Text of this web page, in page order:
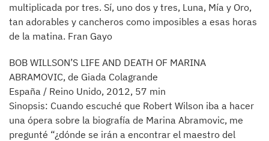
multiplicada por tres. Sí, uno dos y tres, Luna, Mía y Oro,
tan adorables y cancheros como imposibles a esas horas
de la matina. Fran Gayo
BOB WILLSON’S LIFE AND DEATH OF MARINA
ABRAMOVIC, de Giada Colagrande
España / Reino Unido, 2012, 57 min
Sinopsis: Cuando escuché que Robert Wilson iba a hacer
una ópera sobre la biografía de Marina Abramovic, me
pregunté “¿dónde se irán a encontrar el maestro del